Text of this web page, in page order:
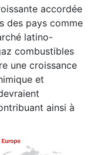
accordée
des pays comme
latino-
combustibles
une croissance
et
ainsi à